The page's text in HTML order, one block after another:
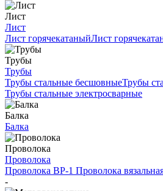
Лист
Лист
Лист горячекатаныйЛист
Трубы
Трубы
Трубы стальные бесшовныеТрубы
Трубы стальные электросварные
Балка
Балка
Проволока
Проволока
Проволока ВР-1 Проволока
-